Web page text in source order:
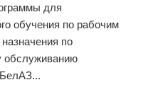
для
обучения по рабочим
по
обслуживанию